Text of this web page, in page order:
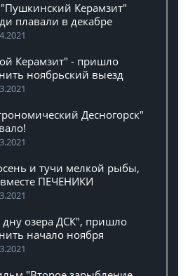
Керамзит"
плавали в декабре
Керамзит" - пришло
ноябрьский выезд
Десногорск"
и тучи мелкой рыбы,
ПЕЧЕНИКИ
дну озера ДСК", пришло
начало ноября